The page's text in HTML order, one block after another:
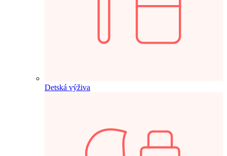
Detská výživa